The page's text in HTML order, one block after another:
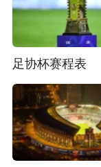
足协杯赛程表